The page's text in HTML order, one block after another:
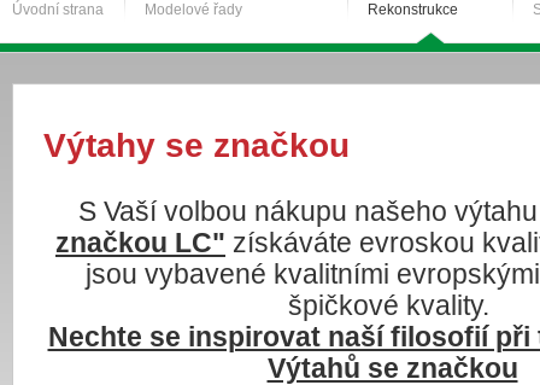
Úvodní strana Modelové řady Rekonstrukce
Výtahy se značkou
S Vaší volbou nákupu našeho
značkou LC" získáváte evroskou
jsou vybavené kvalitními
špičkové kvality.
Nechte se inspirovat naší filosofií při
Výtahů se značkou